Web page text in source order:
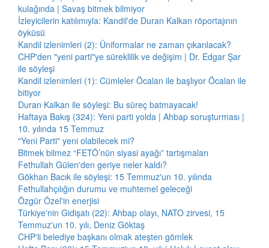
kulağında | Savaş bitmek bilmiyor
İzleyicilerin katılımıyla: Kandil'de Duran Kalkan röportajının
öyküsü
Kandil izlenimleri (2): Üniformalar ne zaman çıkarılacak?
CHP'den "yeni parti"ye süreklilik ve değişim | Dr. Edgar Şar
ile söyleşi
Kandil izlenimleri (1): Cümleler Öcalan ile başlıyor Öcalan ile
bitiyor
Duran Kalkan ile söyleşi: Bu süreç batmayacak!
Haftaya Bakış (324): Yeni parti yolda | Ahbap soruşturması |
10. yılında 15 Temmuz
"Yeni Parti" yeni olabilecek mi?
Bitmek bilmez “FETÖ’nün siyasi ayağı” tartışmaları
Fethullah Gülen'den geriye neler kaldı?
Gökhan Bacık ile söyleşi: 15 Temmuz'un 10. yılında
Fethullahçılığın durumu ve muhtemel geleceği
Özgür Özel'in enerjisi
Türkiye'nin Gidişatı (22): Ahbap olayı, NATO zirvesi, 15
Temmuz'un 10. yılı, Deniz Göktaş
CHP'li belediye başkanı olmak ateşten gömlek